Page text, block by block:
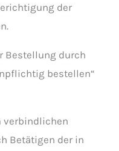
der
Bestellung durch
bestellen“
verbindlichen
Betätigen der in